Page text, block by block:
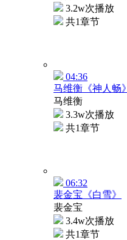
3.2w次播放
共1章节
04:36
马维衡《神人畅》
马维衡
3.3w次播放
共1章节
06:32
裴金宝《白雪》
裴金宝
3.4w次播放
共1章节